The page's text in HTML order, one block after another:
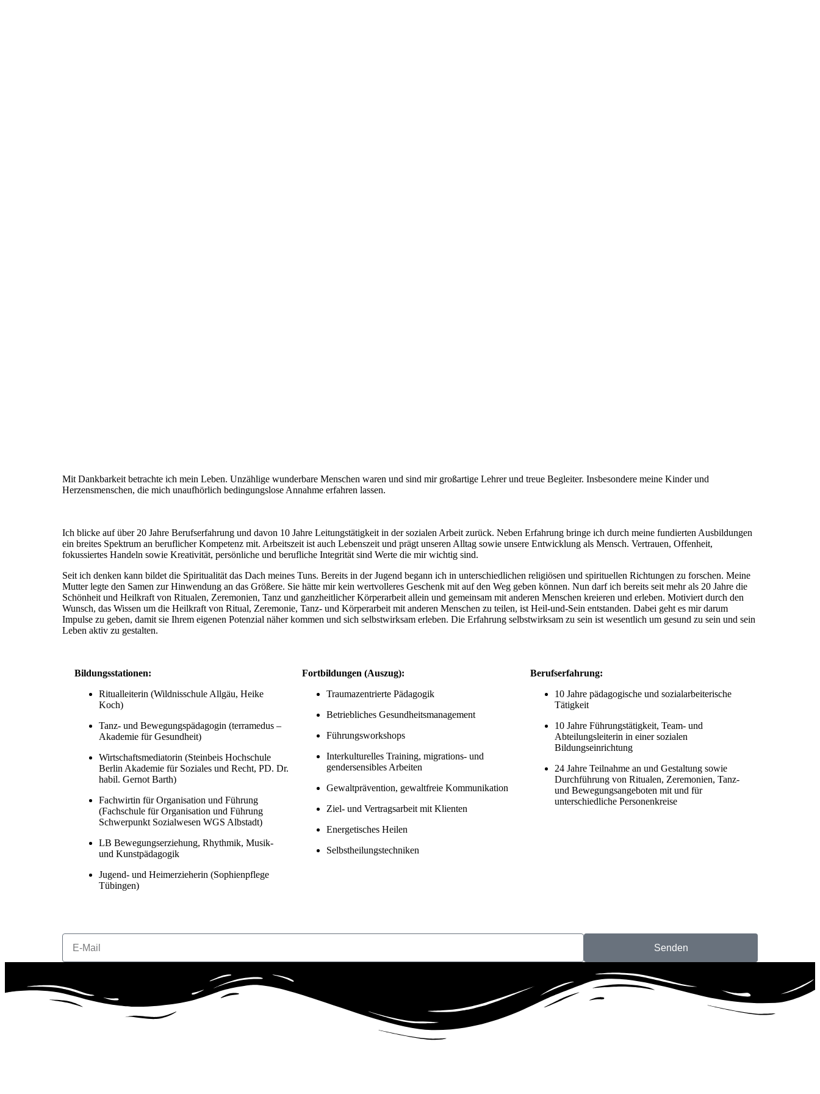
Mit Dankbarkeit betrachte ich mein Leben. Unzählige wunderbare Menschen waren und sind mir großartige Lehrer und treue Begleiter. Insbesondere meine Kinder und
Herzensmenschen, die mich unaufhörlich bedingungslose Annahme erfahren lassen.
Ich blicke auf über 20 Jahre Berufserfahrung und davon 10 Jahre Leitungstätigkeit in der sozialen Arbeit zurück. Neben Erfahrung bringe ich durch meine fundierten Ausbildungen
ein breites Spektrum an beruflicher Kompetenz mit. Arbeitszeit ist auch Lebenszeit und prägt unseren Alltag sowie unsere Entwicklung als Mensch. Vertrauen, Offenheit,
fokussiertes Handeln sowie Kreativität, persönliche und berufliche Integrität sind Werte die mir wichtig sind.
Seit ich denken kann bildet die Spiritualität das Dach meines Tuns. Bereits in der Jugend begann ich in unterschiedlichen religiösen und spirituellen Richtungen zu forschen. Meine
Mutter legte den Samen zur Hinwendung an das Größere. Sie hätte mir kein wertvolleres Geschenk mit auf den Weg geben können. Nun darf ich bereits seit mehr als 20 Jahre die
Schönheit und Heilkraft von Ritualen, Zeremonien, Tanz und ganzheitlicher Körperarbeit allein und gemeinsam mit anderen Menschen kreieren und erleben. Motiviert durch den
Wunsch, das Wissen um die Heilkraft von Ritual, Zeremonie, Tanz- und Körperarbeit mit anderen Menschen zu teilen, ist Heil-und-Sein entstanden. Dabei geht es mir darum
Impulse zu geben, damit sie Ihrem eigenen Potenzial näher kommen und sich selbstwirksam erleben. Die Erfahrung selbstwirksam zu sein ist wesentlich um gesund zu sein und sein
Leben aktiv zu gestalten.
Bildungsstationen:
Ritualleiterin (Wildnisschule Allgäu, Heike
Koch)
Tanz- und Bewegungspädagogin (terramedus –
Akademie für Gesundheit)
Wirtschaftsmediatorin (Steinbeis Hochschule
Berlin Akademie für Soziales und Recht, PD. Dr.
habil. Gernot Barth)
Fachwirtin für Organisation und Führung
(Fachschule für Organisation und Führung
Schwerpunkt Sozialwesen WGS Albstadt)
LB Bewegungserziehung, Rhythmik, Musik-
und Kunstpädagogik
Jugend- und Heimerzieherin (Sophienpflege
Tübingen)
Fortbildungen (Auszug):
Traumazentrierte Pädagogik
Betriebliches Gesundheitsmanagement
Führungsworkshops
Interkulturelles Training, migrations- und
gendersensibles Arbeiten
Gewaltprävention, gewaltfreie Kommunikation
Ziel- und Vertragsarbeit mit Klienten
Energetisches Heilen
Selbstheilungstechniken
Berufserfahrung:
10 Jahre pädagogische und sozialarbeiterische
Tätigkeit
10 Jahre Führungstätigkeit, Team- und
Abteilungsleiterin in einer sozialen
Bildungseinrichtung
24 Jahre Teilnahme an und Gestaltung sowie
Durchführung von Ritualen, Zeremonien, Tanz-
und Bewegungsangeboten mit und für
unterschiedliche Personenkreise
Senden